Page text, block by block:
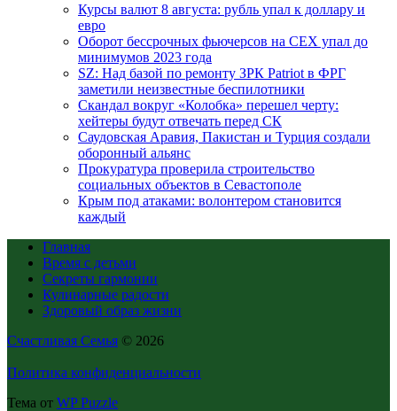
Курсы валют 8 августа: рубль упал к доллару и
евро
Оборот бессрочных фьючерсов на CEX упал до
минимумов 2023 года
SZ: Над базой по ремонту ЗРК Patriot в ФРГ
заметили неизвестные беспилотники
Скандал вокруг «Колобка» перешел черту:
хейтеры будут отвечать перед СК
Саудовская Аравия, Пакистан и Турция создали
оборонный альянс
Прокуратура проверила строительство
социальных объектов в Севастополе
Крым под атаками: волонтером становится
каждый
Главная
Время с детьми
Секреты гармонии
Кулинарные радости
Здоровый образ жизни
Счастливая Семья © 2026
Политика конфиденциальности
Тема от WP Puzzle